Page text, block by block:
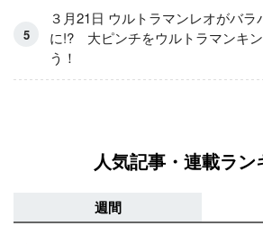
３月21日 ウルトラマンレオがバラ
に!? 大ピンチをウルトラマンキ
う！
人気記事・連載ラン
週間